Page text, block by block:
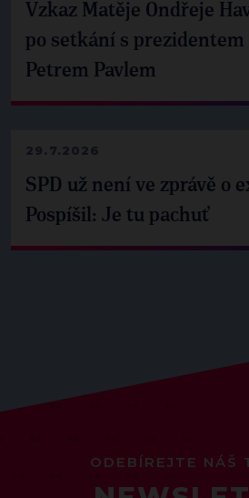
Vzkaz Matěje Ondřeje
po setkání s
Petrem Pavlem
29.7.2026
SPD už není ve zprávě o
Pospíšil: Je tu pachuť
ODEBÍREJTE NÁŠ